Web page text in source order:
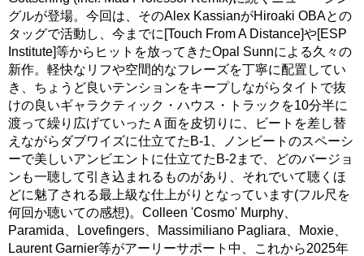
グルが登場。今回は、そのAlex KassianがHiroaki OBAとの
タッグで活動し、今までに[Touch From A Distance]や[ESP
Institute]等からヒットを放ってきたOpal Sunnによる久々の
新作。軽快なリフや空間的なフレーズを丁寧に配置してい
き、ちょうど良いテンションをキープしながらタイトで抜
けの良いギャラクティック・ハウス・トラックを10分半に
渡って繰り広げていったＡ面を皮切りに、ビートを差し替
えながらダブワイズに仕立てたB-1、ノンビートのスペーシ
ーで美しいアンビエントに仕立てたB-2まで、どのバージョ
ンも一聴して引き込まれるものがあり、それでいて聴くほ
どに魅了される最上級な仕上がりとなっています(フル尺を
何回か聴いての感想)。Colleen 'Cosmo' Murphy、
Paramida、Lovefingers、Massimiliano Pagliara、Moxie、
Laurent Garnier等がアーリーサポート中、これから2025年